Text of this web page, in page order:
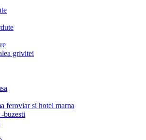
grivitei
feroviar si hotel marna
buzesti